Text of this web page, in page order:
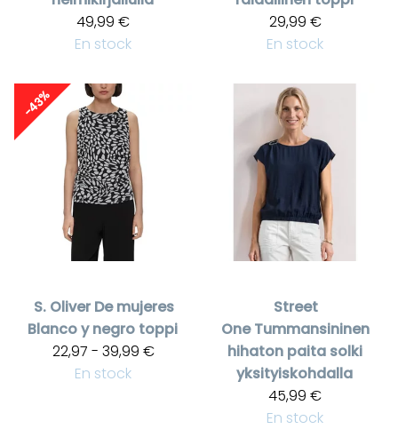
49,99 €
En stock
29,99 €
En stock
-43%
S. Oliver De mujeres
Blanco y negro toppi
22,97 - 39,99 €
En stock
Street
One Tummansininen
hihaton paita solki
yksityiskohdalla
45,99 €
En stock